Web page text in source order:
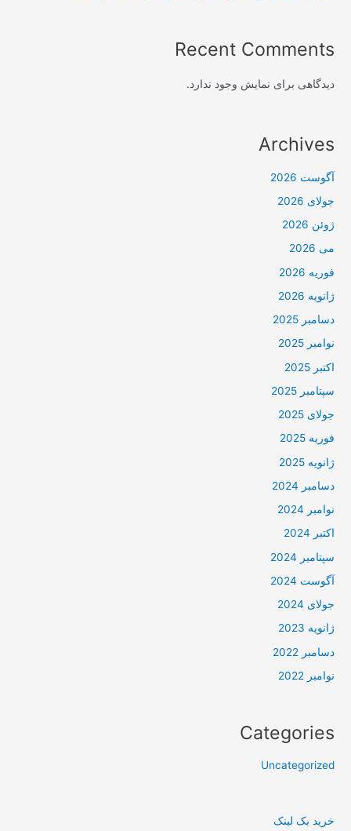
Recent Comments
دیدگاهی برای نمایش وجود ندارد.
Archives
آگوست 2026
جولای 2026
ژوئن 2026
می 2026
فوریه 2026
ژانویه 2026
دسامبر 2025
نوامبر 2025
اکتبر 2025
سپتامبر 2025
جولای 2025
فوریه 2025
ژانویه 2025
دسامبر 2024
نوامبر 2024
اکتبر 2024
سپتامبر 2024
آگوست 2024
جولای 2024
ژانویه 2023
دسامبر 2022
نوامبر 2022
Categories
Uncategorized
خرید بک لینک